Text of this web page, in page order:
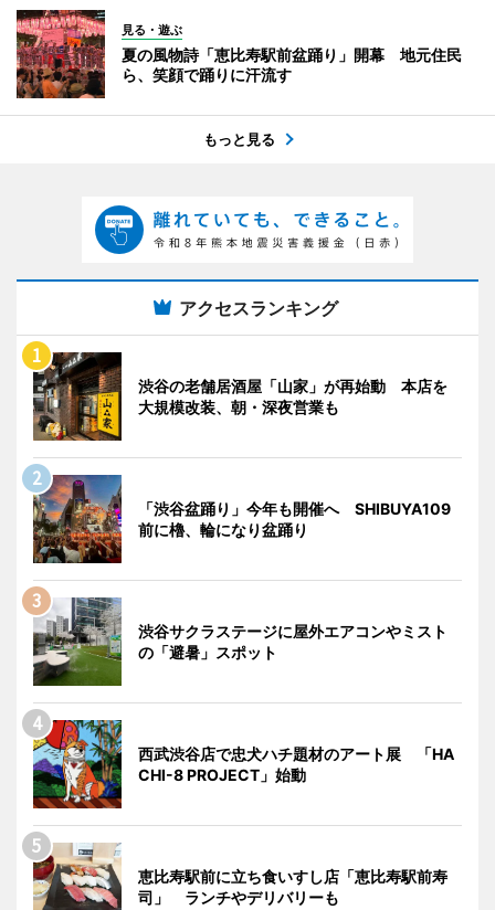
見る・遊ぶ
夏の風物詩「恵比寿駅前盆踊り」開幕 地元住民
ら、笑顔で踊りに汗流す
もっと見る
アクセスランキング
渋谷の老舗居酒屋「山家」が再始動 本店を
大規模改装、朝・深夜営業も
「渋谷盆踊り」今年も開催へ SHIBUYA109
前に櫓、輪になり盆踊り
渋谷サクラステージに屋外エアコンやミスト
の「避暑」スポット
西武渋谷店で忠犬ハチ題材のアート展 「HA
CHI-8 PROJECT」始動
恵比寿駅前に立ち食いすし店「恵比寿駅前寿
司」 ランチやデリバリーも